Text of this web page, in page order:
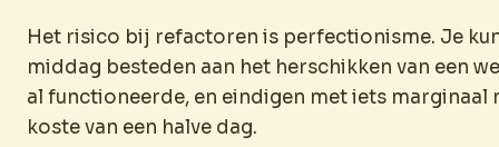
Het risico bij refactoren is perfectionisme. Je
middag besteden aan het herschikken van een
al functioneerde, en eindigen met iets marginaal
koste van een halve dag.